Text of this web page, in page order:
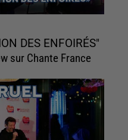
DES ENFOIRÉS"
sur Chante France